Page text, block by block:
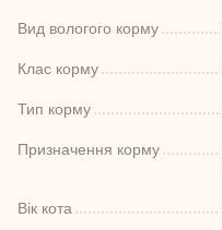
Вид вологого корму
Клас корму
Тип корму
Призначення корму
Вік кота